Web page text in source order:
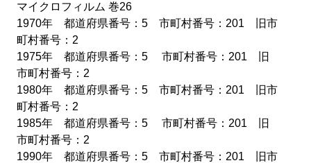
マイクロフィルム 巻26
1970年 都道府県番号：5 市町村番号：201 旧市
町村番号：2
1975年 都道府県番号：5 市町村番号：201 旧
市町村番号：2
1980年 都道府県番号：5 市町村番号：201 旧市
町村番号：2
1985年 都道府県番号：5 市町村番号：201 旧
市町村番号：2
1990年 都道府県番号：5 市町村番号：201 旧市